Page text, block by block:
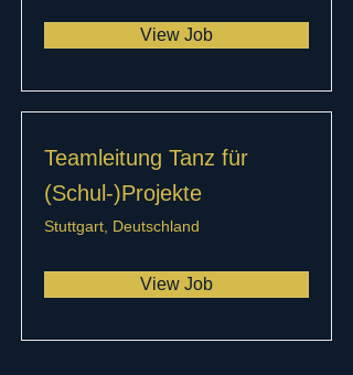
View Job
Teamleitung Tanz für
(Schul-)Projekte
Stuttgart, Deutschland
View Job